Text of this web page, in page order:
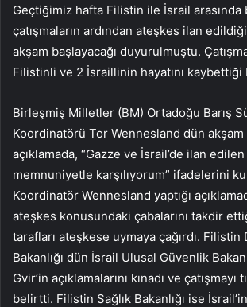
Geçtiğimiz hafta Filistin ile İsrail arasında
çatışmaların ardından ateşkes ilan
akşam başlayacağı duyurulmuştu.
Filistinli ve 2 İsraillinin hayatını
Birleşmiş Milletler (BM) Ortadoğu Barış
Koordinatörü Tor Wennesland dün akşam
açıklamada, “Gazze ve İsrail’de ilan
memnuniyetle karşılıyorum” ifadelerini
Koordinatör Wennesland yaptığı
ateşkes konusundaki çabalarını takdir
tarafları ateşkese uymaya çağırdı. Filistin
Bakanlığı dün İsrail Ulusal Güvenlik
Gvir’in açıklamalarını kınadı ve çatışmayı
belirtti. Filistin Sağlık Bakanlığı ise